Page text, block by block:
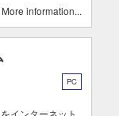
More information
PC
インターネット